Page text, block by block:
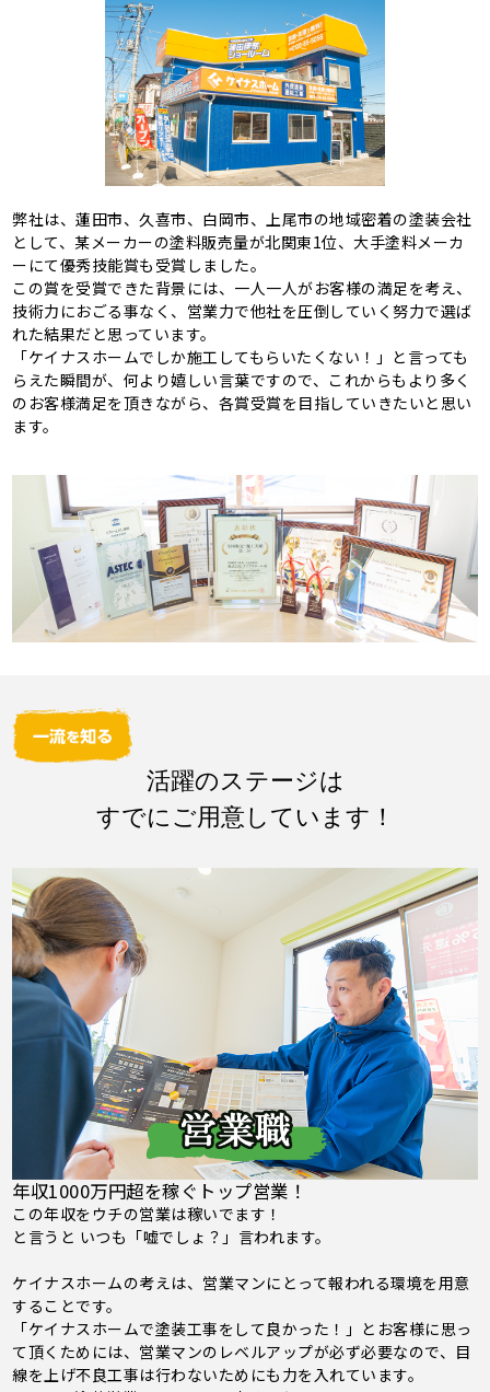
弊社は、蓮田市、久喜市、白岡市、上尾市の地域密着の塗装会社
として、某メーカーの塗料販売量が北関東1位、大手塗料メーカ
ーにて優秀技能賞も受賞しました。
この賞を受賞できた背景には、一人一人がお客様の満足を考え、
技術力におごる事なく、営業力で他社を圧倒していく努力で選ば
れた結果だと思っています。
「ケイナスホームでしか施工してもらいたくない！」と言っても
らえた瞬間が、何より嬉しい言葉ですので、これからもより多く
のお客様満足を頂きながら、各賞受賞を目指していきたいと思い
ます。
活躍のステージは
すでにご用意しています！
年収1000万円超を稼ぐトップ営業！
この年収をウチの営業は稼いでます！
と言うと いつも「嘘でしょ？」言われます。
ケイナスホームの考えは、営業マンにとって報われる環境を用意
することです。
「ケイナスホームで塗装工事をして良かった！」とお客様に思っ
て頂くためには、営業マンのレベルアップが必ず必要なので、目
線を上げ不良工事は行わないためにも力を入れています。